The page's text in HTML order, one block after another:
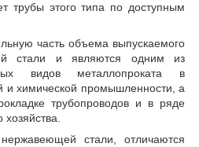
трубы этого типа по доступным
часть объема выпускаемого
стали и являются одним из
видов металлопроката в
и химической промышленности, а
трубопроводов и в ряде
хозяйства.
стали, отличаются